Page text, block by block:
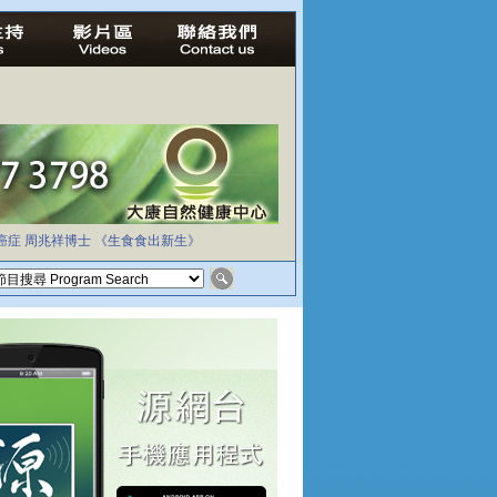
症 周兆祥博士 《生食食出新生》